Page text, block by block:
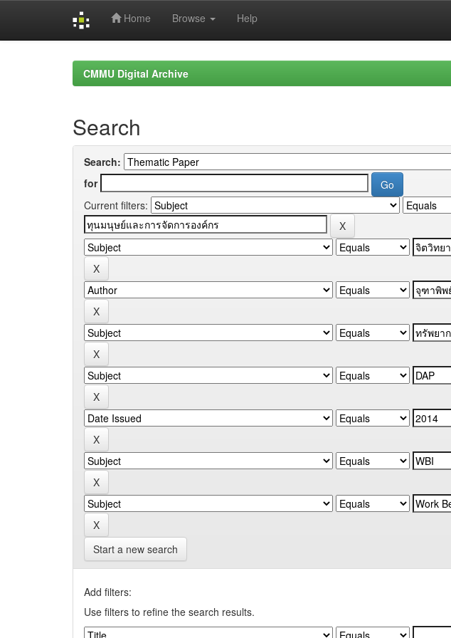
Home Browse Help
CMMU Digital Archive
Search
Search:
for
Current filters:
Start a new search
Add filters:
Use filters to refine the search results.